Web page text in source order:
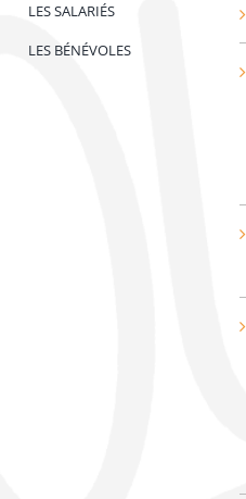
LES SALARIÉS
LES BÉNÉVOLES